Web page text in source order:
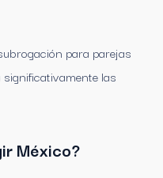
para parejas
las
México?